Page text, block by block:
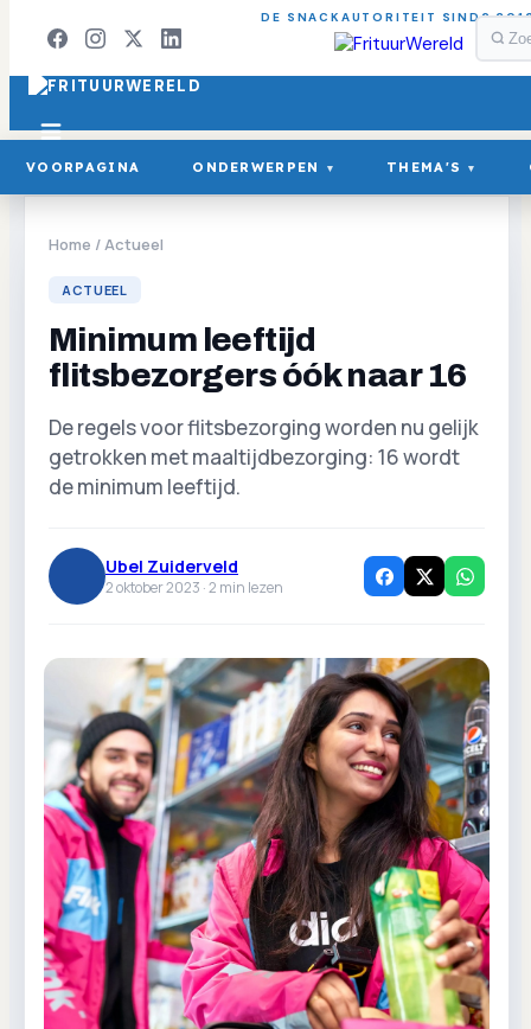
DE SNACKAUTORITEIT SINDS
VOORPAGINA ONDERWERPEN ▾ THEMA'S ▾
Home /Actueel
ACTUEEL
Minimum leeftijd
flitsbezorgers óók naar 16
De regels voor flitsbezorging worden nu gelijk
getrokken met maaltijdbezorging: 16 wordt
de minimum leeftijd.
Ubel Zuiderveld
2 oktober 2023 ·2 min lezen